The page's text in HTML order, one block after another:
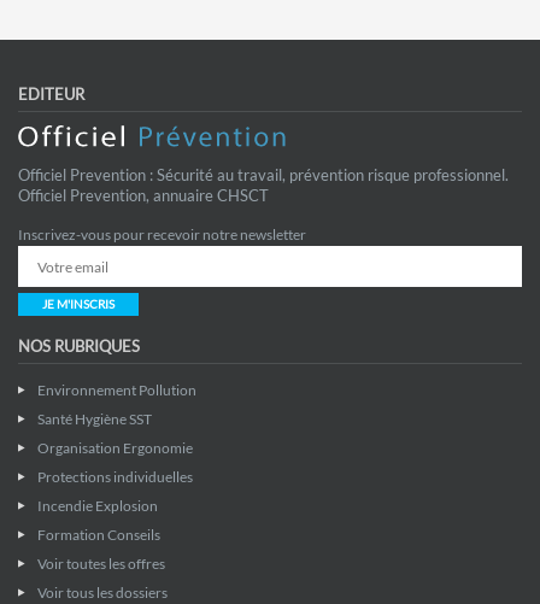
EDITEUR
Officiel Prevention : Sécurité au travail, prévention risque professionnel.
Officiel Prevention, annuaire CHSCT
Inscrivez-vous pour recevoir notre newsletter
JE M'INSCRIS
NOS RUBRIQUES
Environnement Pollution
Santé Hygiène SST
Organisation Ergonomie
Protections individuelles
Incendie Explosion
Formation Conseils
Voir toutes les offres
Voir tous les dossiers